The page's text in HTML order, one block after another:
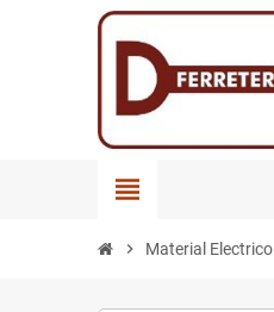
view_headline
chevron_right Material Electrico